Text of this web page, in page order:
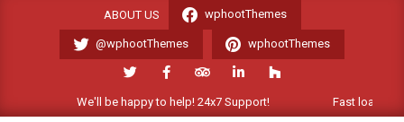
ABOUT US wphootThemes
@wphootThemes wphootThemes
We'll be happy to help! 24x7 Support! Fast loading